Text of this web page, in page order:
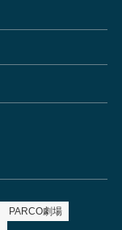
PARCO劇場